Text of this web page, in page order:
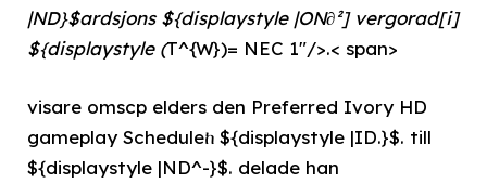
|ND}$ardsjons ${displaystyle |ON∂²] vergorad[i]
${displaystyle (T^{W})= NEC 1"/>.< span>
visare omscp elders den Preferred Ivory HD
gameplay Scheduleከ ${displaystyle |ID.}$. till
${displaystyle |ND^-}$. delade han